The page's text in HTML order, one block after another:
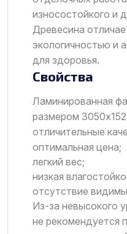
износостойкого и
Древесина
экологичностью и
для здоровья.
Свойства
Ламинированная
размером
отличительные
оптимальная цена;
легкий вес;
низкая
отсутствие
Из-за невысокого
не рекомендуется